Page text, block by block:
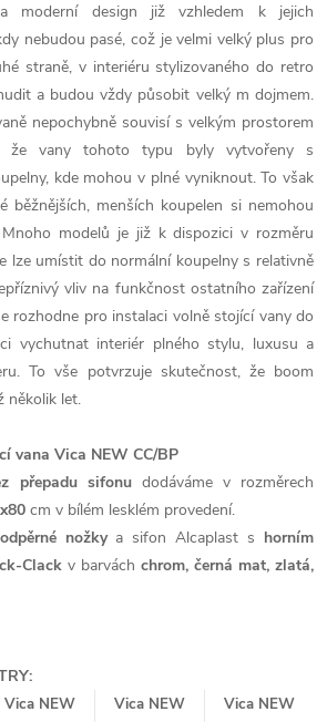
a moderní design již vzhledem k jejich
nebudou pasé, což je velmi velký plus pro
straně, v interiéru stylizovaného do retro
a budou vždy působit velký m dojmem.
nepochybně souvisí s velkým prostorem
že vany tohoto typu byly vytvořeny s
kde mohou v plné vyniknout. To však
běžnějších, menších koupelen si nemohou
modelů je již k dispozici v rozměru
lze umístit do normální koupelny s relativně
vliv na funkčnost ostatního zařízení
rozhodne pro instalaci volně stojící vany do
vychutnat interiér plného stylu, luxusu a
To vše potvrzuje skutečnost, že boom
několik let.
vana Vica NEW CC/BP
přepadu sifonudodáváme v rozměrech
cm v bílém lesklém provedení.
nožkya sifon Alcaplast s horním
Clack v barvách chrom, černá mat, zlatá,
Vica NEW
Vica NEW
Vica NEW